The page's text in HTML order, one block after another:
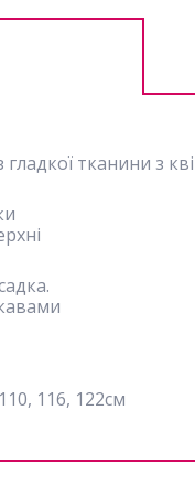
тканини з
116, 122см